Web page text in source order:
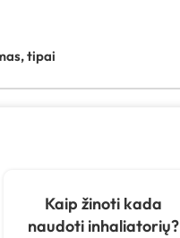
tipai
Kaip žinoti kada
naudoti inhaliatorių?